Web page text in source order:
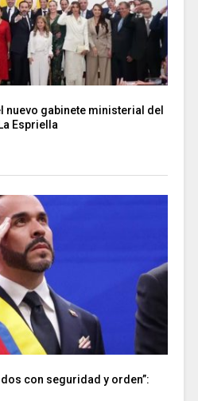
nuevo gabinete ministerial del
Espriella
con seguridad y orden”: